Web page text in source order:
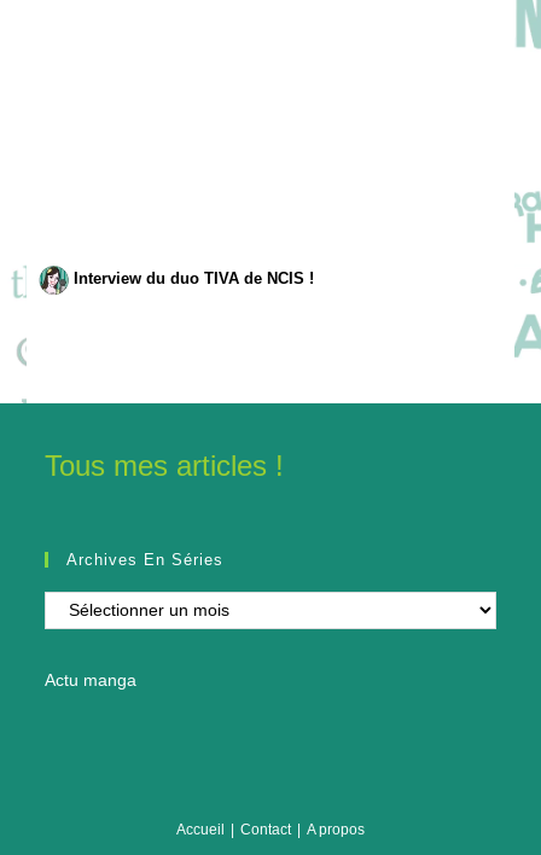
Interview du duo TIVA de NCIS !
Tous mes articles !
Archives En Séries
Archives
en
Actu manga
Accueil Contact A propos